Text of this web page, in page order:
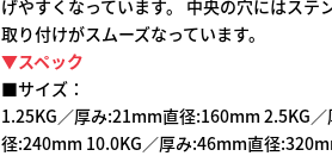
げやすくなっています。 中央の穴にはス
取り付けがスムーズなっています。
▼スペック
■サイズ：
1.25KG／厚み:21mm直径:160mm 2.5KG
径:240mm 10.0KG／厚み:46mm直径